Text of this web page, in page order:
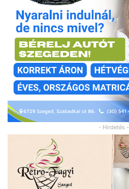
- Hirdetés -